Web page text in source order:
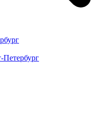
Петербург